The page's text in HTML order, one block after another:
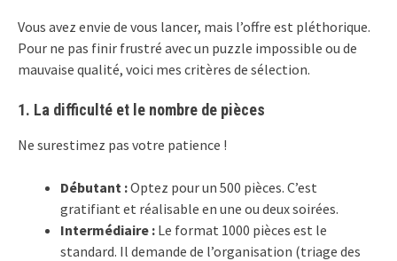
Vous avez envie de vous lancer, mais l’offre est pléthorique.
Pour ne pas finir frustré avec un puzzle impossible ou de
mauvaise qualité, voici mes critères de sélection.
1. La difficulté et le nombre de pièces
Ne surestimez pas votre patience !
Débutant :Optez pour un 500 pièces. C’est
gratifiant et réalisable en une ou deux soirées.
Intermédiaire : Le format 1000 pièces est le
standard. Il demande de l’organisation (triage des